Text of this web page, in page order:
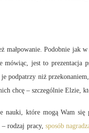
małpowanie. Podobnie jak
mówiąc, jest to
podpatrzy niż
chcę – szczególnie Elzie,
które mogą Wam się
– rodzaj pracy, sposób